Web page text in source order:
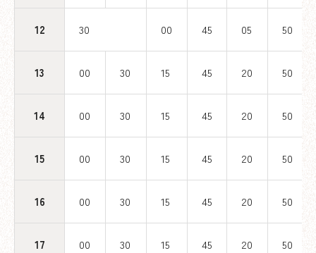
12 30 00 45 05 50
13 00 30 15 45 20 50
14 00 30 15 45 20 50
15 00 30 15 45 20 50
16 00 30 15 45 20 50
17 00 30 15 45 20 50